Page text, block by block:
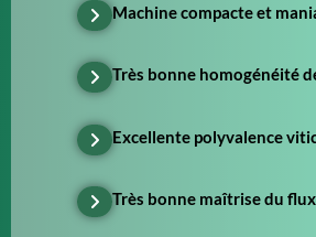
Machine compacte et
Très bonne homogénéité
Excellente polyvalence
Très bonne maîtrise du flux